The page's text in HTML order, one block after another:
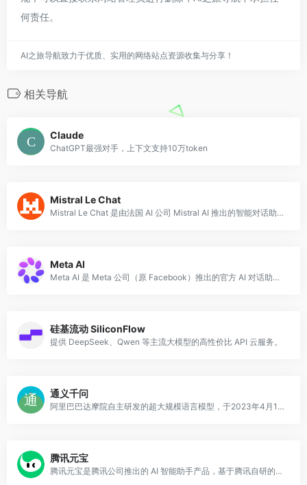
何责任。
AI之旅导航致力于优质、实用的网络站点资源收集与分享！
相关导航
Claude
ChatGPT最强对手，上下文支持10万token
Mistral Le Chat
Mistral Le Chat 是由法国 AI 公司 Mistral AI 推出的智能对话助手，基于其自研的高性能大语言模型构建。
Meta AI
Meta AI 是 Meta 公司（原 Facebook）推出的官方 AI 对话助手，基于其开源大语言模型 Llama 系列构建。
硅基流动 SiliconFlow
提供 DeepSeek、Qwen 等主流大模型的高性价比 API 云服务。
通义千问
阿里巴巴达摩院自主研发的超大规模语言模型，于2023年4月11日发布
腾讯元宝
腾讯元宝是腾讯公司推出的 AI 智能助手产品，基于腾讯自研的混元大模型构建，于 2024 年正式上线。